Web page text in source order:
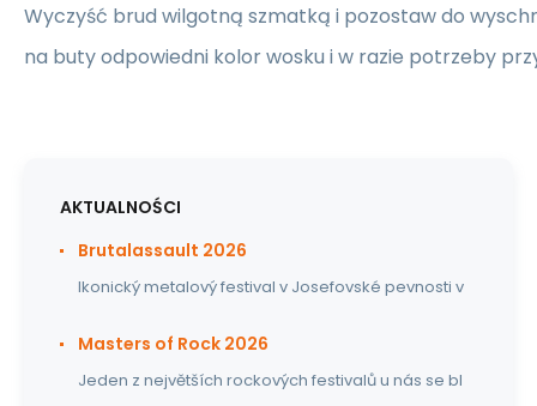
Wyczyść brud wilgotną szmatką i pozostaw do
na buty odpowiedni kolor wosku i w razie potrzeby
AKTUALNOŚCI
Brutalassault 2026
Ikonický metalový festival v Josefovské pevnosti v
Masters of Rock 2026
Jeden z největších rockových festivalů u nás se bl